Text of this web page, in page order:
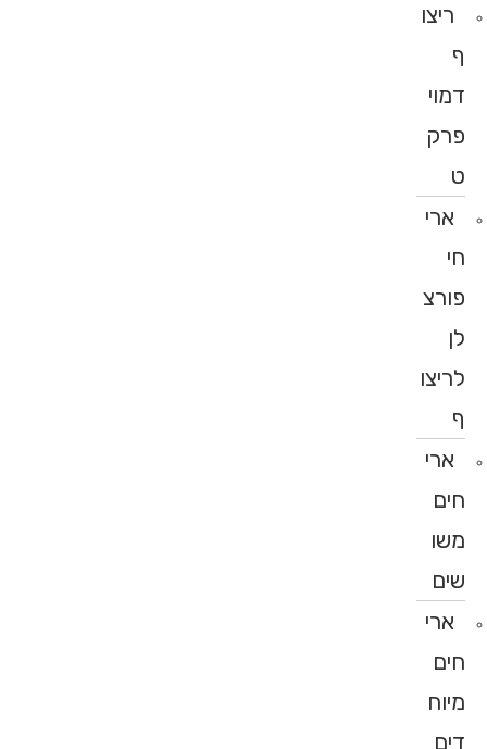
ריצו
ף
דמוי
פרק
ט
ארי
חי
פורצ
לן
לריצו
ף
ארי
חים
משו
שים
ארי
חים
מיוח
דים